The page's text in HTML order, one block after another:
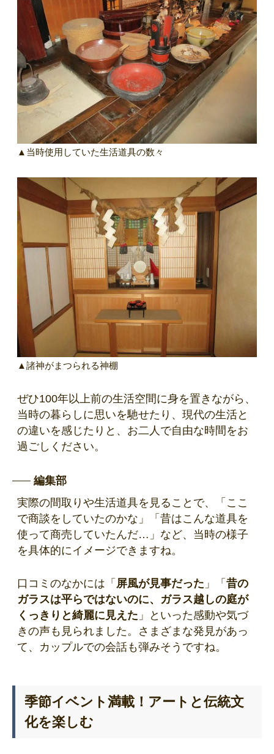
▲当時使用していた生活道具の数々
▲諸神がまつられる神棚
ぜひ100年以上前の生活空間に身を置きながら、
当時の暮らしに思いを馳せたり、現代の生活と
の違いを感じたりと、お二人で自由な時間をお
過ごしください。
編集部
実際の間取りや生活道具を見ることで、「ここ
で商談をしていたのかな」「昔はこんな道具を
使って商売していたんだ…」など、当時の様子
を具体的にイメージできますね。
口コミのなかには「 屏風が見事だった 」「 昔の
ガラスは平らではないのに、ガラス越しの庭が
くっきりと綺麗に見えた 」といった感動や気づ
きの声も見られました。さまざまな発見があっ
て、カップルでの会話も弾みそうですね。
季節イベント満載！アートと伝統文
化を楽しむ